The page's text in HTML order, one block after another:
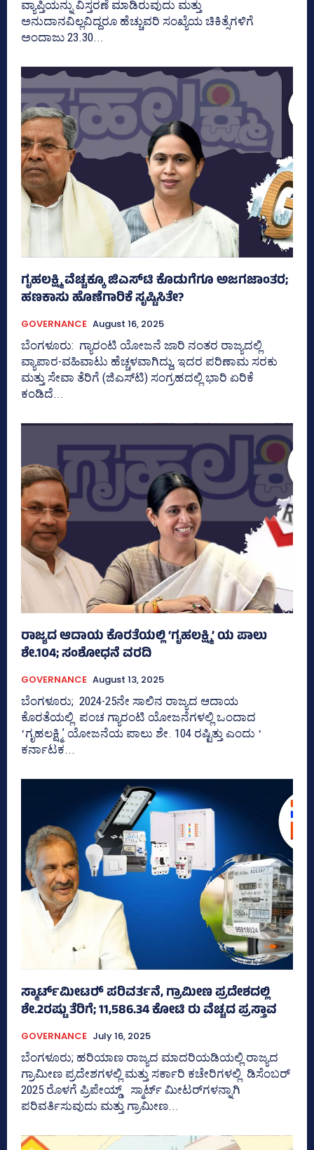
ವ್ಯಾಪ್ತಿಯನ್ನು ವಿಸ್ತರಣೆ ಮಾಡಿರುವುದು ಮತ್ತು
ಅನುದಾನವಿಲ್ಲವಿದ್ದರೂ ಹೆಚ್ಚುವರಿ ಸಂಖ್ಯೆಯ ಚಿಕಿತ್ಸೆಗಳಿಗೆ
ಅಂದಾಜು 23.30...
ಗೃಹಲಕ್ಷ್ಮಿ ವೆಚ್ಚಕ್ಕೂ ಜಿಎಸ್‌ಟಿ ಕೊಡುಗೆಗೂ ಅಜಗಜಾಂತರ;
ಹಣಕಾಸು ಹೊಣೆಗಾರಿಕೆ ಸೃಷ್ಟಿಸಿತೇ?
GOVERNANCE August 16, 2025
ಬೆಂಗಳೂರು: ಗ್ಯಾರಂಟಿ ಯೋಜನೆ ಜಾರಿ ನಂತರ ರಾಜ್ಯದಲ್ಲಿ
ವ್ಯಾಪಾರ-ವಹಿವಾಟು ಹೆಚ್ಚಳವಾಗಿದ್ದು, ಇದರ ಪರಿಣಾಮ ಸರಕು
ಮತ್ತು ಸೇವಾ ತೆರಿಗೆ (ಜಿಎಸ್‌ಟಿ) ಸಂಗ್ರಹದಲ್ಲಿ ಭಾರಿ ಏರಿಕೆ
ಕಂಡಿದೆ...
ರಾಜ್ಯದ ಆದಾಯ ಕೊರತೆಯಲ್ಲಿ ‘ಗೃಹಲಕ್ಷ್ಮಿ’ ಯ ಪಾಲು
ಶೇ.104; ಸಂಶೋಧನೆ ವರದಿ
GOVERNANCE August 13, 2025
ಬೆಂಗಳೂರು; 2024-25ನೇ ಸಾಲಿನ ರಾಜ್ಯದ ಆದಾಯ
ಕೊರತೆಯಲ್ಲಿ ಪಂಚ ಗ್ಯಾರಂಟಿ ಯೋಜನೆಗಳಲ್ಲಿ ಒಂದಾದ
ʻಗೃಹಲಕ್ಷ್ಮಿʼ ಯೋಜನೆಯ ಪಾಲು ಶೇ. 104 ರಷ್ಟಿತ್ತು ಎಂದು ʻ
ಕರ್ನಾಟಕ...
ಸ್ಮಾರ್ಟ್‌ಮೀಟರ್‍‌ ಪರಿವರ್ತನೆ, ಗ್ರಾಮೀಣ ಪ್ರದೇಶದಲ್ಲಿ
ಶೇ.2ರಷ್ಟು ತೆರಿಗೆ; 11,586.34 ಕೋಟಿ ರು ವೆಚ್ಚದ ಪ್ರಸ್ತಾವ
GOVERNANCE July 16, 2025
ಬೆಂಗಳೂರು; ಹರಿಯಾಣ ರಾಜ್ಯದ ಮಾದರಿಯಡಿಯಲ್ಲಿ ರಾಜ್ಯದ
ಗ್ರಾಮೀಣ ಪ್ರದೇಶಗಳಲ್ಲಿ ಮತ್ತು ಸರ್ಕಾರಿ ಕಚೇರಿಗಳಲ್ಲಿ ಡಿಸೆಂಬರ್
2025 ರೊಳಗೆ ಪ್ರಿಪೇಯ್ಡ್‌ ಸ್ಮಾರ್ಟ್ ಮೀಟರ್‌ಗಳನ್ನಾಗಿ
ಪರಿವರ್ತಿಸುವುದು ಮತ್ತು ಗ್ರಾಮೀಣ...